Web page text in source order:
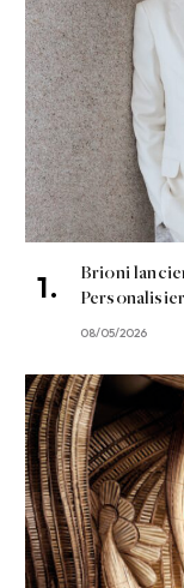
Brioni
08/05/2026